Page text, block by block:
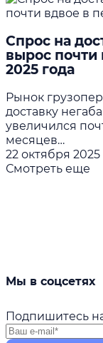
Спрос на
вырос почти
2025 года
Рынок
доставку
увеличился
месяцев…
22 октября 2025
Смотреть еще
Мы в соцсетях
Подпишитесь